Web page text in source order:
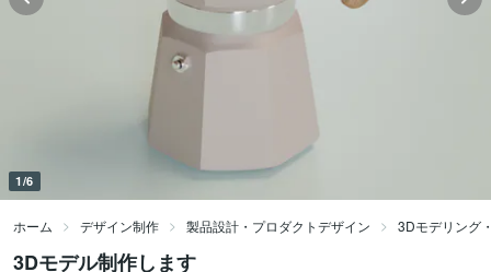
1/6
ホーム デザイン制作 製品設計・プロダクトデザイン 3Dモデリング
3Dモデル制作します